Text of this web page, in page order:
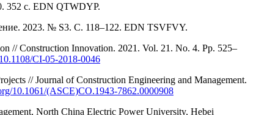
352 с. EDN QTWDYP.
2023. № S3. С. 118–122. EDN TSVFVY.
// Construction Innovation. 2021. Vol. 21. No. 4. Pр. 525–
CI-05-2018-0046
// Journal of Construction Engineering and Management.
10.1061/(ASCE)CO.1943-7862.0000908
North China Electric Power University, Hebei